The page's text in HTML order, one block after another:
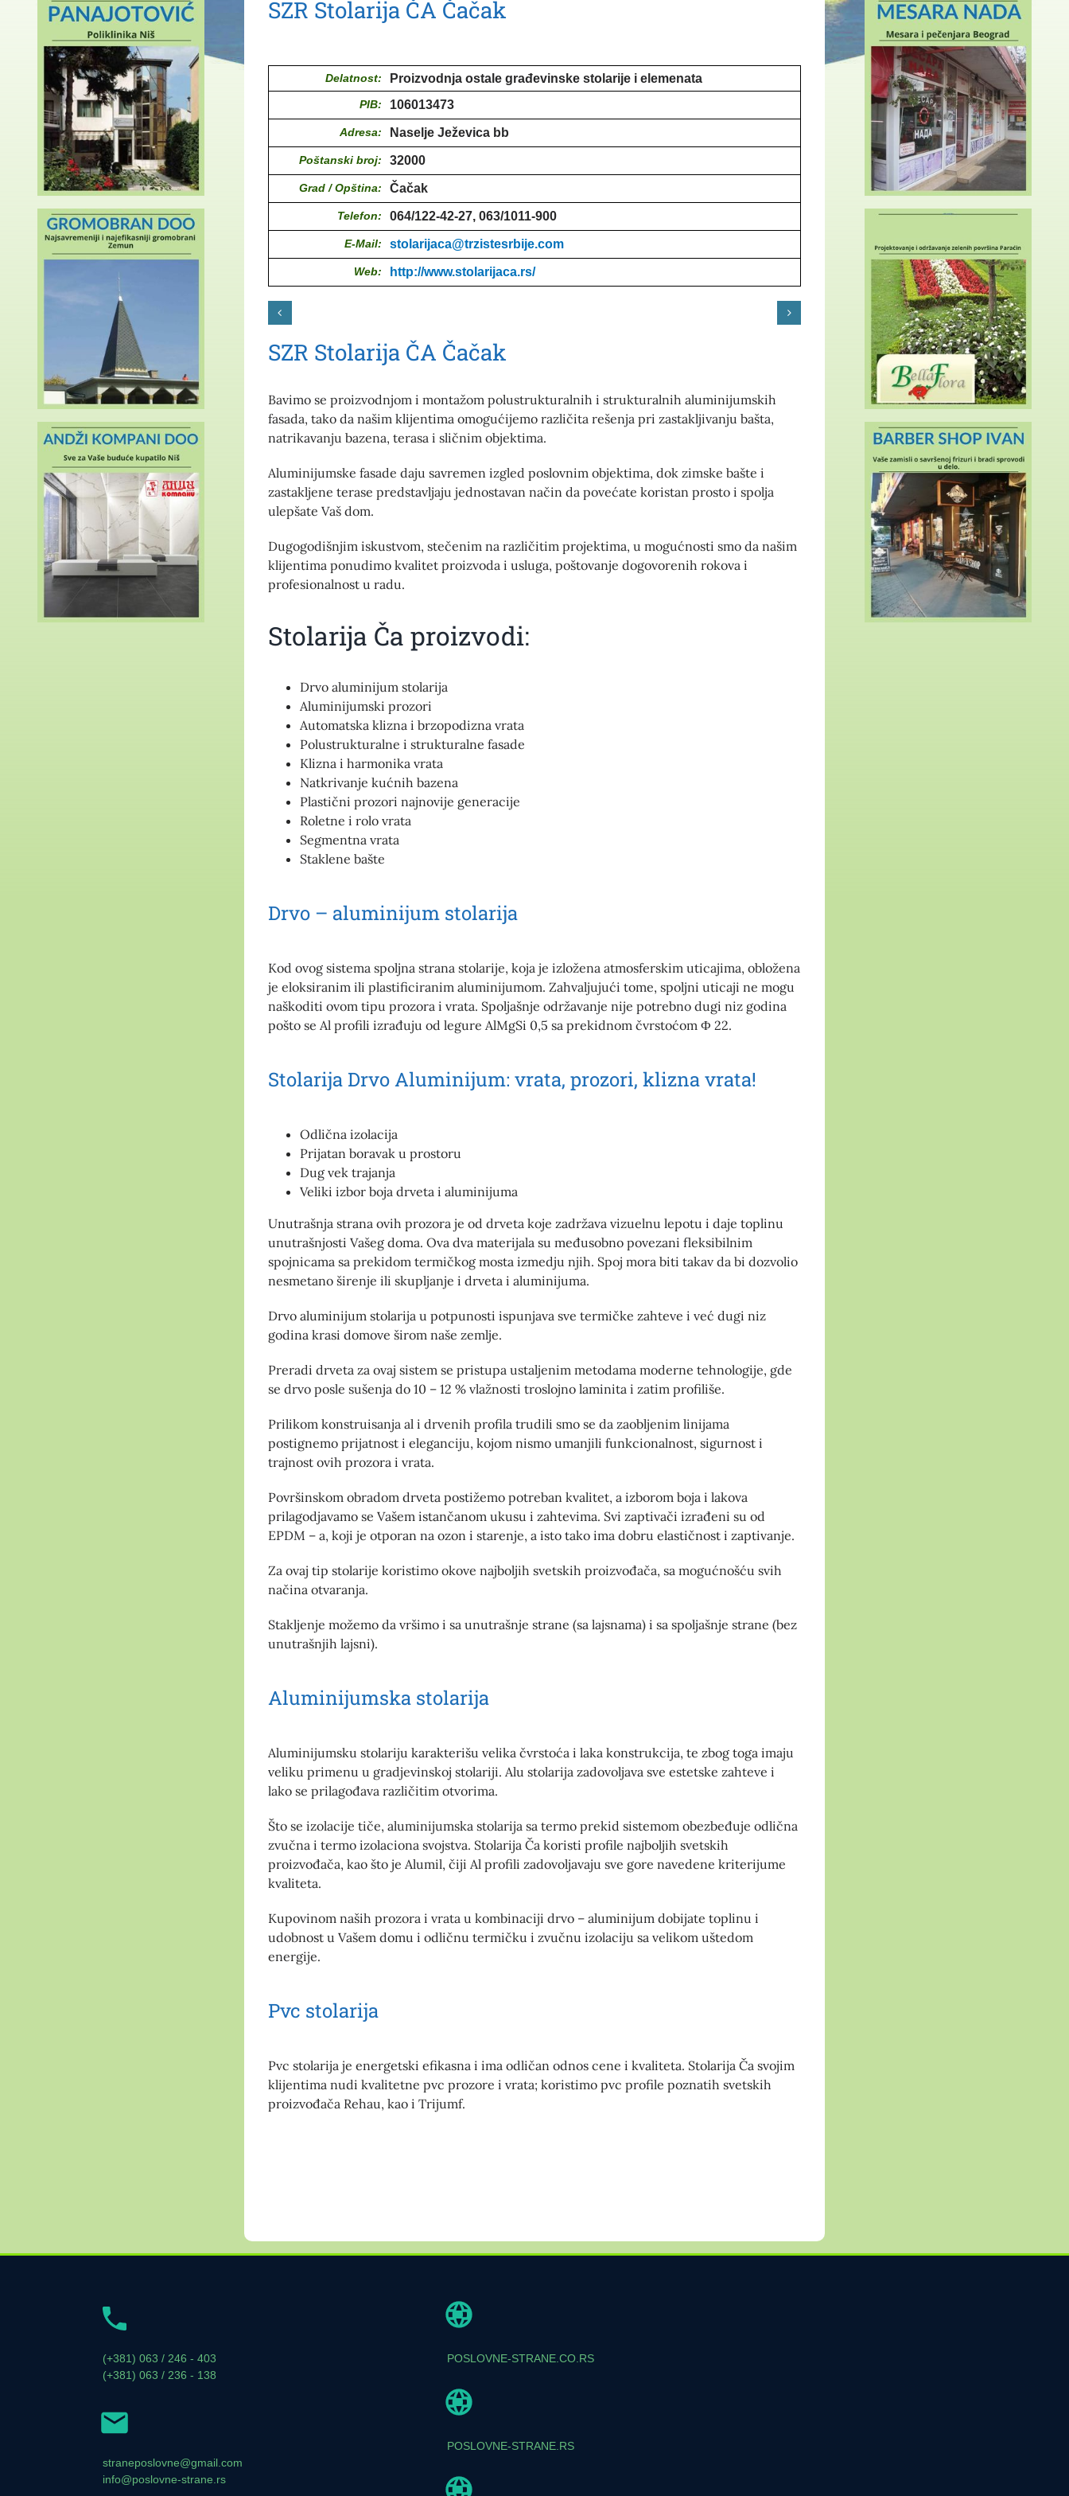
SZR Stolarija ČA Čačak
Delatnost: Proizvodnja ostale građevinske stolarije i elemenata
PIB: 106013473
Adresa: Naselje Ježevica bb
Poštanski broj: 32000
Grad / Opština: Čačak
Telefon: 064/122-42-27, 063/1011-900
E-Mail: stolarijaca@trzistesrbije.com
Web: http://www.stolarijaca.rs/
SZR Stolarija ČA Čačak
Bavimo se proizvodnjom i montažom polustrukturalnih i strukturalnih aluminijumskih
fasada, tako da našim klijentima omogućijemo različita rešenja pri zastakljivanju bašta,
natrikavanju bazena, terasa i sličnim objektima.
Aluminijumske fasade daju savremen izgled poslovnim objektima, dok zimske bašte i
zastakljene terase predstavljaju jednostavan način da povećate koristan prosto i spolja
ulepšate Vaš dom.
Dugogodišnjim iskustvom, stečenim na različitim projektima, u mogućnosti smo da našim
klijentima ponudimo kvalitet proizvoda i usluga, poštovanje dogovorenih rokova i
profesionalnost u radu.
Stolarija Ča proizvodi:
Drvo aluminijum stolarija
Aluminijumski prozori
Automatska klizna i brzopodizna vrata
Polustrukturalne i strukturalne fasade
Klizna i harmonika vrata
Natkrivanje kućnih bazena
Plastični prozori najnovije generacije
Roletne i rolo vrata
Segmentna vrata
Staklene bašte
Drvo – aluminijum stolarija
Kod ovog sistema spoljna strana stolarije, koja je izložena atmosferskim uticajima, obložena
je eloksiranim ili plastificiranim aluminijumom. Zahvaljujući tome, spoljni uticaji ne mogu
naškoditi ovom tipu prozora i vrata. Spoljašnje održavanje nije potrebno dugi niz godina
pošto se Al profili izrađuju od legure AlMgSi 0,5 sa prekidnom čvrstoćom Ф 22.
Stolarija Drvo Aluminijum: vrata, prozori, klizna vrata!
Odlična izolacija
Prijatan boravak u prostoru
Dug vek trajanja
Veliki izbor boja drveta i aluminijuma
Unutrašnja strana ovih prozora je od drveta koje zadržava vizuelnu lepotu i daje toplinu
unutrašnjosti Vašeg doma. Ova dva materijala su međusobno povezani fleksibilnim
spojnicama sa prekidom termičkog mosta izmedju njih. Spoj mora biti takav da bi dozvolio
nesmetano širenje ili skupljanje i drveta i aluminijuma.
Drvo aluminijum stolarija u potpunosti ispunjava sve termičke zahteve i već dugi niz
godina krasi domove širom naše zemlje.
Preradi drveta za ovaj sistem se pristupa ustaljenim metodama moderne tehnologije, gde
se drvo posle sušenja do 10 – 12 % vlažnosti troslojno laminita i zatim profiliše.
Prilikom konstruisanja al i drvenih profila trudili smo se da zaobljenim linijama
postignemo prijatnost i eleganciju, kojom nismo umanjili funkcionalnost, sigurnost i
trajnost ovih prozora i vrata.
Površinskom obradom drveta postižemo potreban kvalitet, a izborom boja i lakova
prilagodjavamo se Vašem istančanom ukusu i zahtevima. Svi zaptivači izrađeni su od
EPDM – a, koji je otporan na ozon i starenje, a isto tako ima dobru elastičnost i zaptivanje.
Za ovaj tip stolarije koristimo okove najboljih svetskih proizvođača, sa mogućnošću svih
načina otvaranja.
Stakljenje možemo da vršimo i sa unutrašnje strane (sa lajsnama) i sa spoljašnje strane (bez
unutrašnjih lajsni).
Aluminijumska stolarija
Aluminijumsku stolariju karakterišu velika čvrstoća i laka konstrukcija, te zbog toga imaju
veliku primenu u gradjevinskoj stolariji. Alu stolarija zadovoljava sve estetske zahteve i
lako se prilagođava različitim otvorima.
Što se izolacije tiče, aluminijumska stolarija sa termo prekid sistemom obezbeđuje odlična
zvučna i termo izolaciona svojstva. Stolarija Ča koristi profile najboljih svetskih
proizvođača, kao što je Alumil, čiji Al profili zadovoljavaju sve gore navedene kriterijume
kvaliteta.
Kupovinom naših prozora i vrata u kombinaciji drvo – aluminijum dobijate toplinu i
udobnost u Vašem domu i odličnu termičku i zvučnu izolaciju sa velikom uštedom
energije.
Pvc stolarija
Pvc stolarija je energetski efikasna i ima odličan odnos cene i kvaliteta. Stolarija Ča svojim
klijentima nudi kvalitetne pvc prozore i vrata; koristimo pvc profile poznatih svetskih
proizvođača Rehau, kao i Trijumf.
(+381) 063 / 246 - 403
(+381) 063 / 236 - 138
straneposlovne@gmail.com
info@poslovne-strane.rs
POSLOVNE-STRANE.CO.RS
POSLOVNE-STRANE.RS